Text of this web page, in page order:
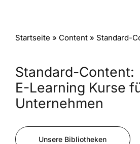
Startseite » Content » Standard-
Standard-Content:
E-Learning Kurse
Unternehmen
Unsere Bibliotheken